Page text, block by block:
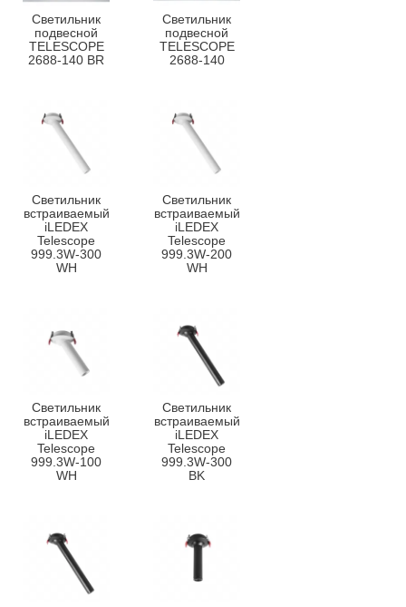
Светильник
подвесной
TELESCOPE
2688-140 BR
Светильник
подвесной
TELESCOPE
2688-140
Светильник
встраиваемый
iLEDEX
Telescope
999.3W-300
WH
Светильник
встраиваемый
iLEDEX
Telescope
999.3W-200
WH
Светильник
встраиваемый
iLEDEX
Telescope
999.3W-100
WH
Светильник
встраиваемый
iLEDEX
Telescope
999.3W-300
BK